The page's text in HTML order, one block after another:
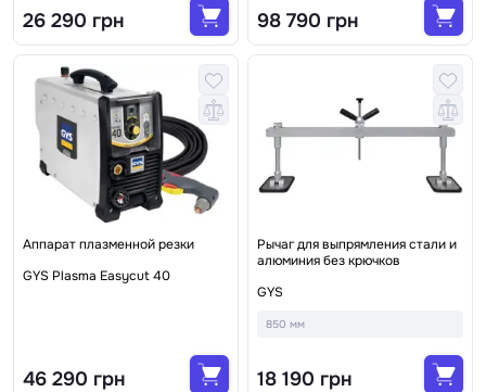
26 290 грн 98 790 грн
Аппарат плазменной резки
GYS Plasma Easycut 40
46 290 грн
Рычаг для выпрямления стали и
алюминия без крючков
GYS
850 мм
18 190 грн